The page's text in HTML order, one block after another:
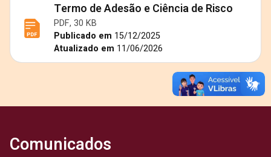
Termo de Adesão e Ciência de Risco
PDF, 30 KB
Publicado em 15/12/2025
Atualizado em 11/06/2026
Comunicados